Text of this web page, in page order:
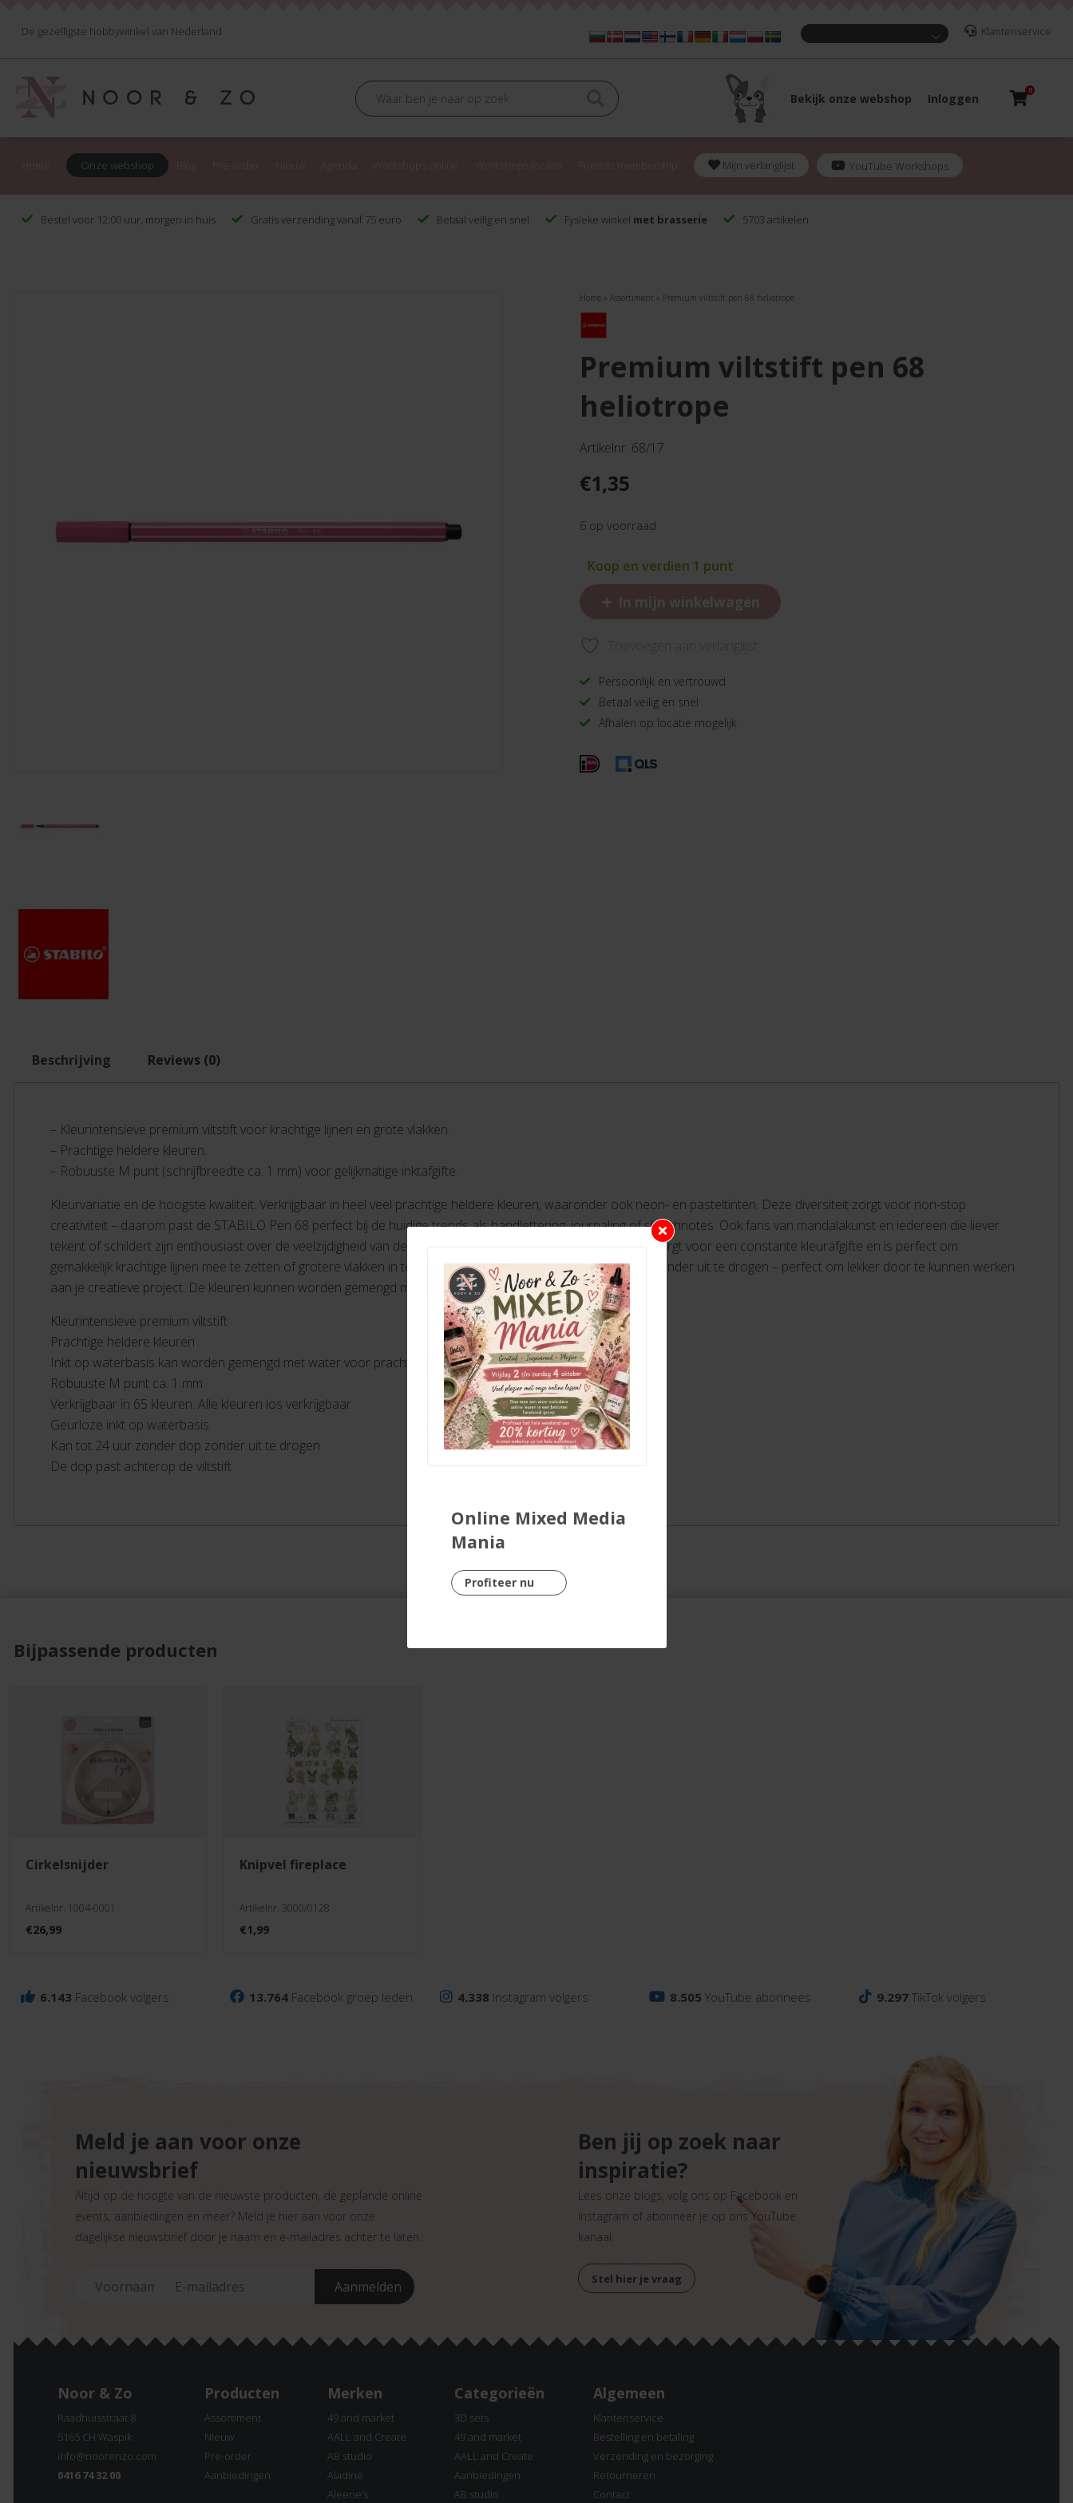
De gezelligste hobbywinkel van Nederland Klantenservice
Bekijk onze webshop Inloggen
0
Onze webshop Mijn verlanglijst YouTube Workshops
Bestel voor 12:00 uur, morgen in huis Gratis verzending vanaf 75 euro Betaal veilig en snel Fysieke winkel met brasserie 5703 artikelen
Home »Assortiment » Premium viltstift pen 68 heliotrope
premium viltstift pen 68
heliotrope
Artikelnr. 68/17
€1,35
6 op voorraad
Koop en verdien 1 punt
+ In mijn winkelwagen
Toevoegen aan verlanglijst
Persoonlijk en vertrouwd
Betaal veilig en snel
Afhalen op locatie mogelijk
Beschrijving Reviews (0)
– Kleurintensieve premium viltstift voor krachtige lijnen en grote vlakken.
– Prachtige heldere kleuren.
– Robuuste M punt (schrijfbreedte ca. 1 mm) voor gelijkmatige inktafgifte.
Kleurvariatie en de hoogste kwaliteit. Verkrijgbaar in heel veel prachtige heldere kleuren, waaronder ook neon- en pasteltinten. Deze diversiteit zorgt voor non-stop
creativiteit – daarom past de STABILO Pen 68 perfect bij de huidige trends als handlettering, journaling of sketchnotes. Ook fans van mandalakunst en iedereen die liever
tekent of schildert zijn enthousiast over de veelzijdigheid van deze hoogwaardige viltstift. De robuuste punt zorgt voor een constante kleurafgifte en is perfect om
gemakkelijk krachtige lijnen mee te zetten of grotere vlakken in te vullen. De punt kan tot 24 uur zonder dop zonder uit te drogen – perfect om lekker door te kunnen werken
aan je creatieve project. De kleuren kunnen worden gemengd met water voor prachtige aquareleffecten.
Kleurintensieve premium viltstift
Prachtige heldere kleuren
Inkt op waterbasis kan worden gemengd met water voor prachtige aquareleffecten
Robuuste M punt ca. 1 mm
Verkrijgbaar in 65 kleuren. Alle kleuren los verkrijgbaar
Geurloze inkt op waterbasis
Kan tot 24 uur zonder dop zonder uit te drogen
De dop past achterop de viltstift
Bijpassende producten
cirkelsnijder
Artikelnr. 1004-0001
€26,99
knipvel fireplace
Artikelnr. 3000/0128
€1,99
6.143 Facebook volgers 13.764 Facebook groep leden 4.338 Instagram volgers 8.505 YouTube abonnees 9.297TikTok volgers
Meld je aan voor onze
nieuwsbrief
Altijd op de hoogte van de nieuwste producten, de geplande online
events, aanbiedingen en meer? Meld je hier aan voor onze
dagelijkse nieuwsbrief door je naam en e-mailadres achter te laten.
Ben jij op zoek naar
inspiratie?
Lees onze blogs, volg ons op Facebook en
Instagram of abonneer je op ons YouTube
kanaal.
Stel hier je vraag
Noor & Zo
Raadhuisstraat 8
5165 CH Waspik
info@noorenzo.com
0416 74 32 00
Producten
Assortiment
Nieuw
Pre-order
Aanbiedingen
Merken
49 and market
AALL and Create
AB studio
Aladine
Aleene’s
Categorieën
3D sets
49 and market
AALL and Create
Aanbiedingen
AB studio
Algemeen
Klantenservice
Bestelling en betaling
Verzending en bezorging
Retourneren
Contact
Online Mixed Media
Mania
Profiteer nu